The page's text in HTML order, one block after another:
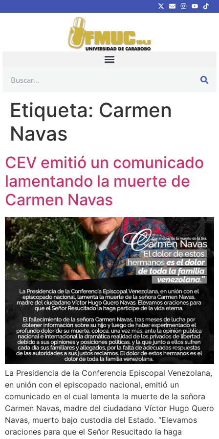
Etiqueta: Carmen
Navas
CEV emitió un comunicado
lamentando la muerte de
Carmen Navas
La Presidencia de la Conferencia Episcopal Venezolana,
en unión con el episcopado nacional, emitió un
comunicado en el cual lamenta la muerte de la señora
Carmen Navas, madre del ciudadano Víctor Hugo Quero
Navas, muerto bajo custodia del Estado. “Elevamos
oraciones para que el Señor Resucitado la haga